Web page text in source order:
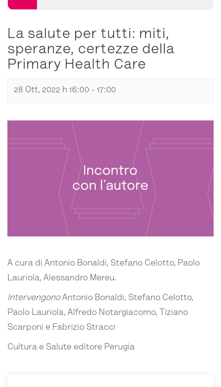
La salute per tutti: miti,
speranze, certezze della
Primary Health Care
28 Ott, 2022 h 16:00 - 17:00
A cura di Antonio Bonaldi, Stefano Celotto, Paolo
Lauriola, Alessandro Mereu.
IntervengonoAntonio Bonaldi, Stefano Celotto,
Paolo Lauriola, Alfredo Notargiacomo, Tiziano
Scarponi e Fabrizio Stracci
Cultura e Salute editore Perugia